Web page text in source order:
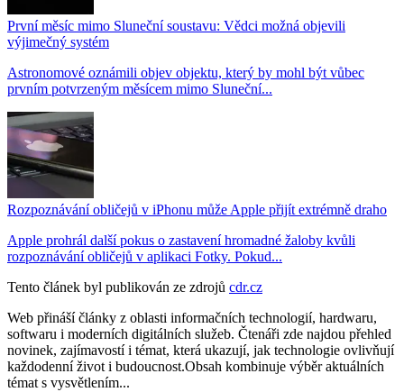
První měsíc mimo Sluneční soustavu: Vědci možná objevili
výjimečný systém
Astronomové oznámili objev objektu, který by mohl být vůbec
prvním potvrzeným měsícem mimo Sluneční...
Rozpoznávání obličejů v iPhonu může Apple přijít extrémně draho
Apple prohrál další pokus o zastavení hromadné žaloby kvůli
rozpoznávání obličejů v aplikaci Fotky. Pokud...
Tento článek byl publikován ze zdrojů cdr.cz
Web přináší články z oblasti informačních technologií, hardwaru,
softwaru i moderních digitálních služeb. Čtenáři zde najdou přehled
novinek, zajímavostí i témat, která ukazují, jak technologie ovlivňují
každodenní život i budoucnost.Obsah kombinuje výběr aktuálních
témat s vysvětlením...